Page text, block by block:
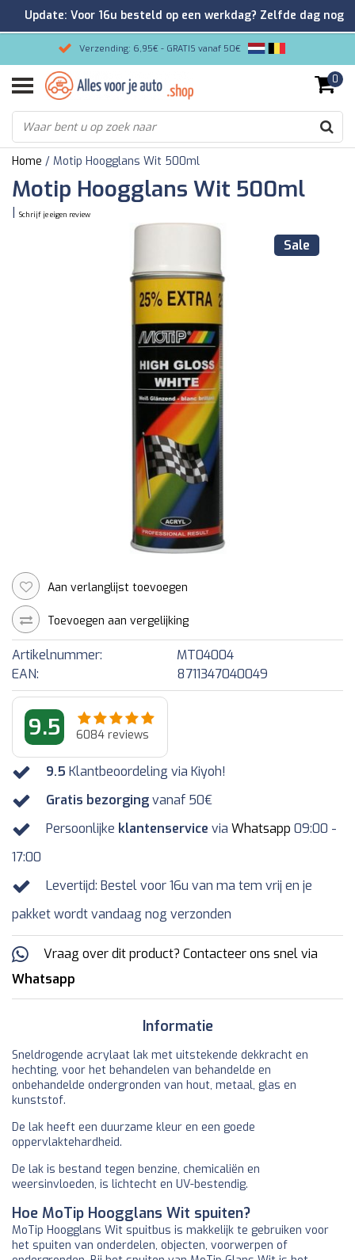
Verzending: 6,95€ - GRATIS vanaf 50€
Gemakkelijk bestellen/Veilig betalen
9.2/10 Klantenrating via Kiyoh!
0
Home / Motip Hoogglans Wit 500ml
Motip Hoogglans Wit 500ml
Schrijf je eigen review
Sale
Aan verlanglijst toevoegen
Toevoegen aan vergelijking
Artikelnummer:
MT04004
EAN:
8711347040049
9.5 6084 reviews
9.5 Klantbeoordeling via Kiyoh!
Gratis bezorgingvanaf 50€
Persoonlijke klantenservice via Whatsapp 09:00 -
17:00
Levertijd: Bestel voor 16u van ma tem vrij en je
pakket wordt vandaag nog verzonden
Vraag over dit product? Contacteer ons snel via
Whatsapp
Informatie
Sneldrogende acrylaat lak met uitstekende dekkracht en
hechting, voor het behandelen van behandelde en
onbehandelde ondergronden van hout, metaal, glas en
kunststof.
De lak heeft een duurzame kleur en een goede
oppervlaktehardheid.
De lak is bestand tegen benzine, chemicaliën en
weersinvloeden, is lichtecht en UV-bestendig.
Hoe MoTip Hoogglans Wit spuiten?
MoTip Hoogglans Wit spuitbus is makkelijk te gebruiken voor
het spuiten van onderdelen, objecten, voorwerpen of
Update: Voor 16u besteld op een werkdag? Zelfde dag nog
verzonden!